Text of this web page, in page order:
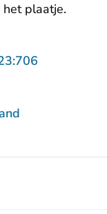
plaatje.